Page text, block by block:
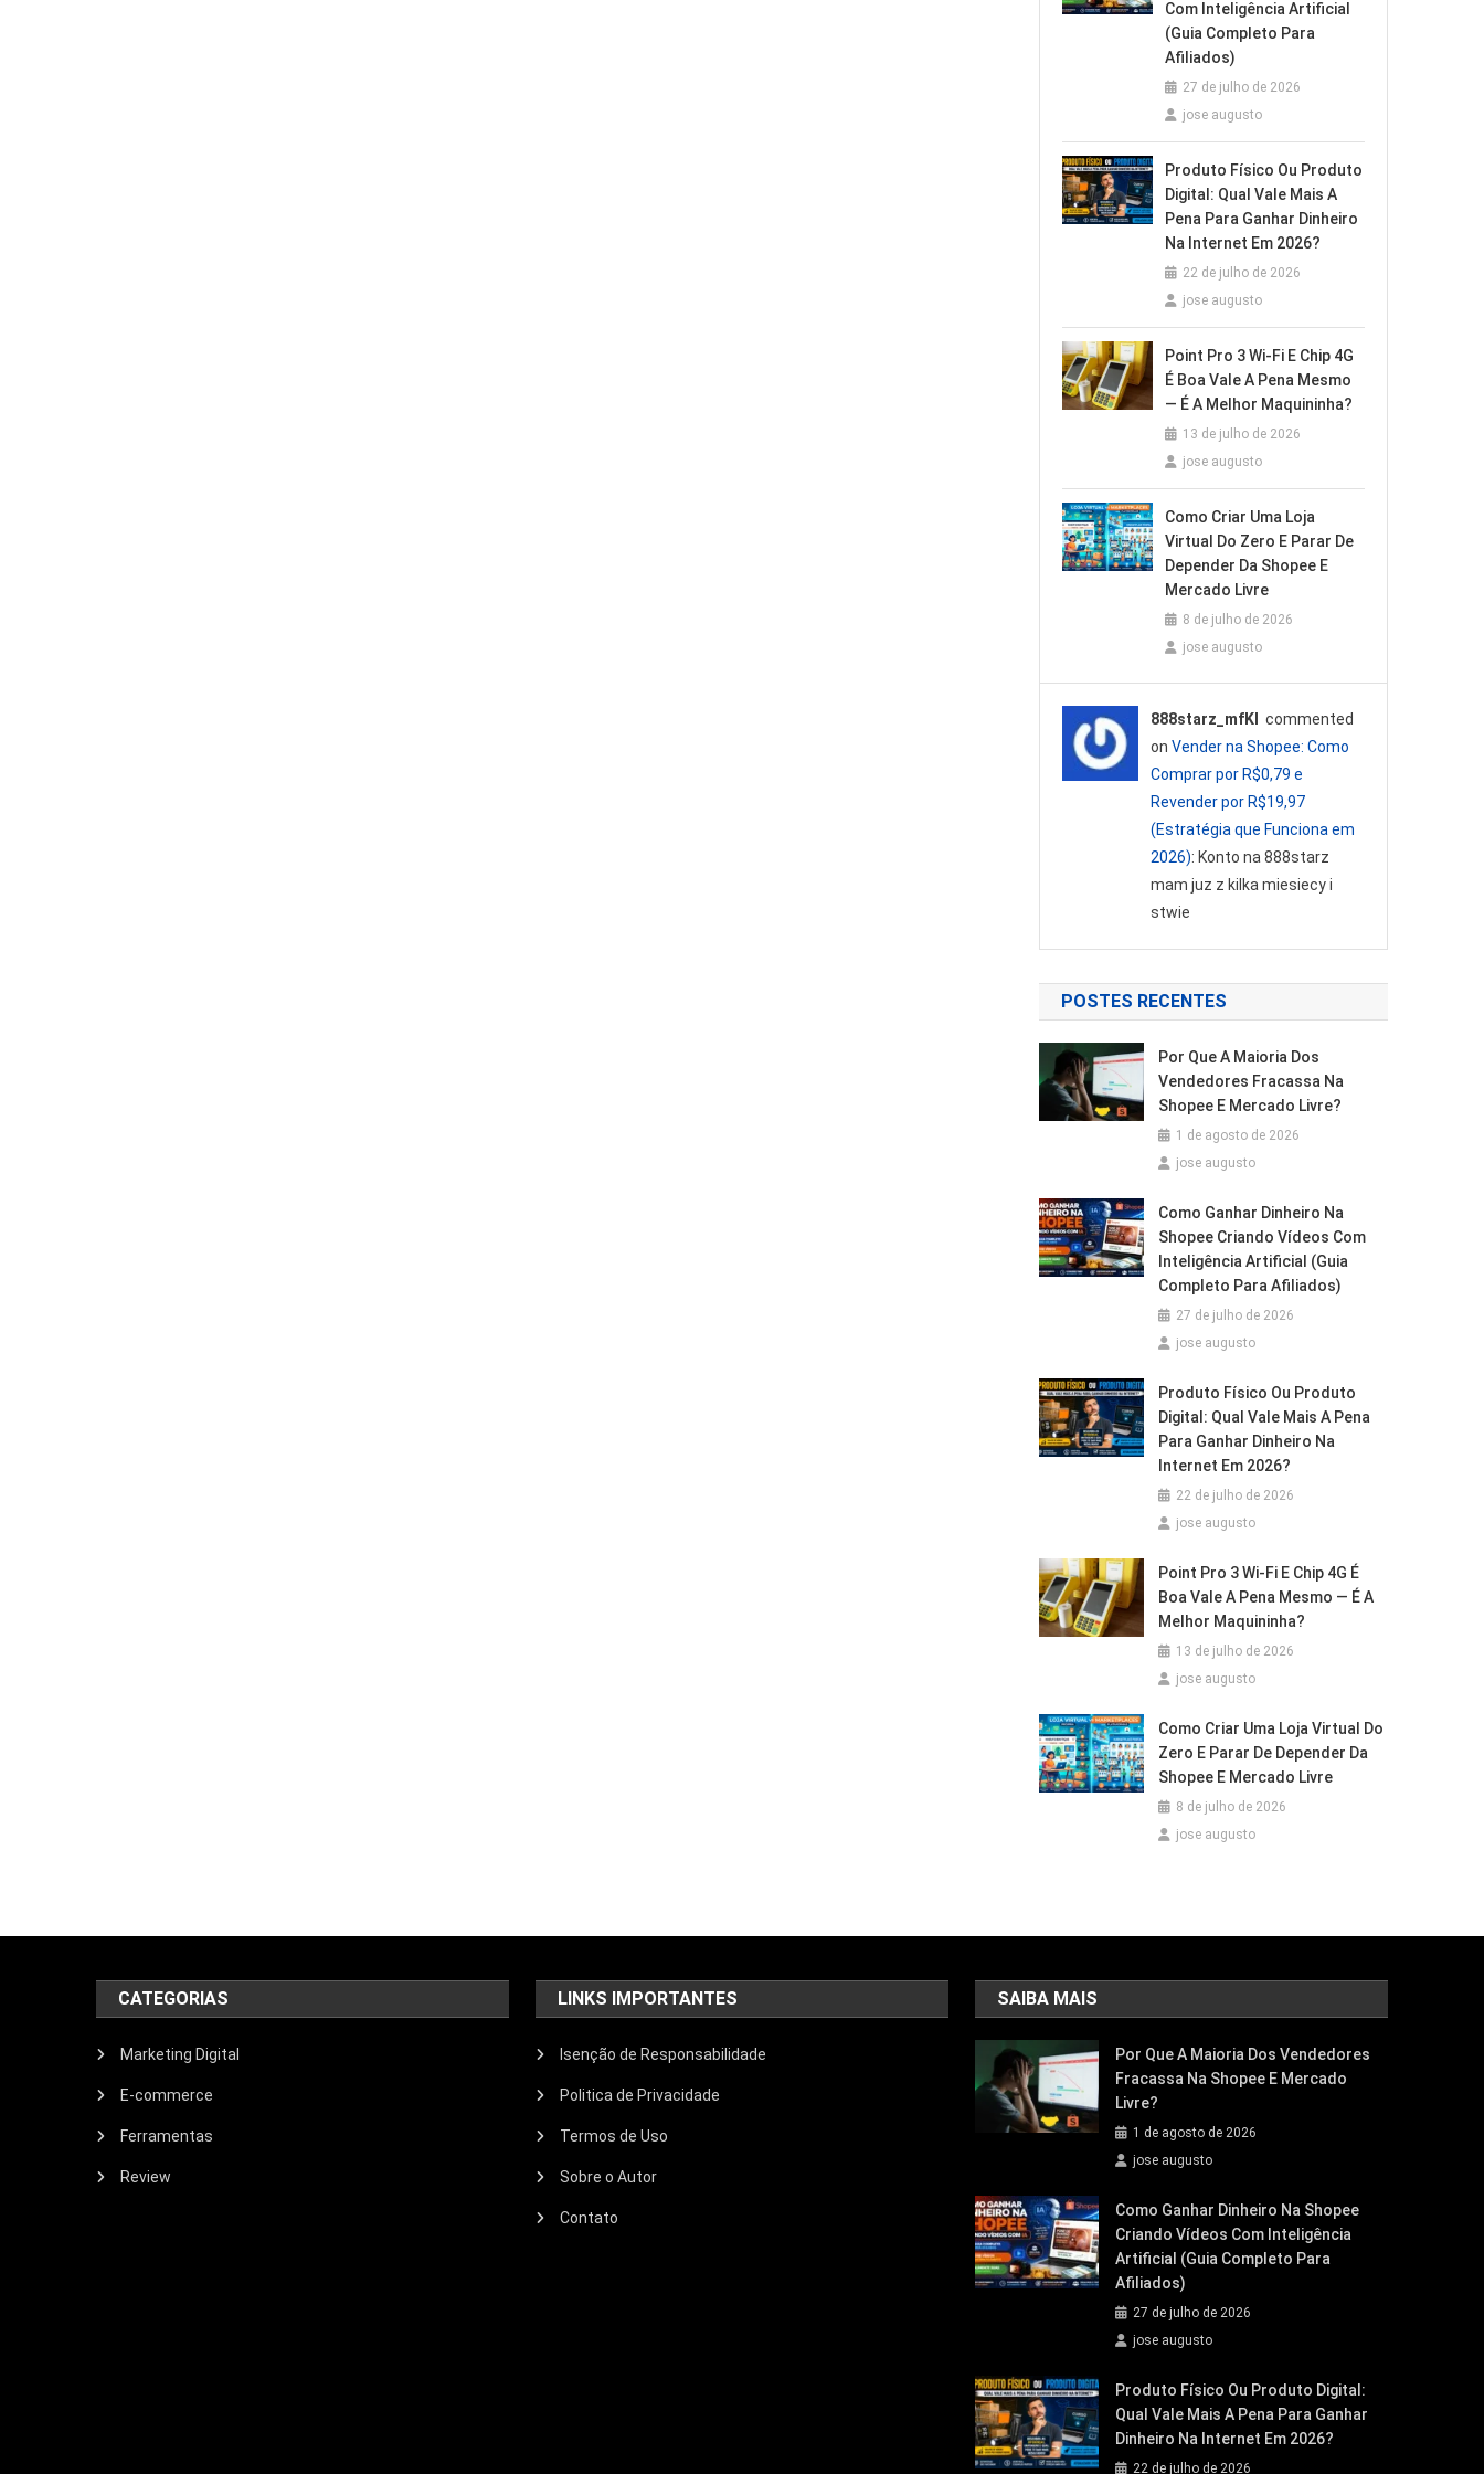
Com Inteligência Artificial
(Guia Completo Para
Afiliados)
27 de julho de 2026
jose augusto
Produto Físico Ou Produto
Digital: Qual Vale Mais A
Pena Para Ganhar Dinheiro
Na Internet Em 2026?
22 de julho de 2026
jose augusto
Point Pro 3 Wi‑Fi E Chip 4G
É Boa Vale A Pena Mesmo
— É A Melhor Maquininha?
13 de julho de 2026
jose augusto
Como Criar Uma Loja
Virtual Do Zero E Parar De
Depender Da Shopee E
Mercado Livre
8 de julho de 2026
jose augusto
888starz_mfKl
commented
on Vender na Shopee: Como
Comprar por R$0,79 e
Revender por R$19,97
(Estratégia que Funciona em
2026): Konto na 888starz
mam juz z kilka miesiecy i
stwie
POSTES RECENTES
Por Que A Maioria Dos
Vendedores Fracassa Na
Shopee E Mercado Livre?
1 de agosto de 2026
jose augusto
Como Ganhar Dinheiro Na
Shopee Criando Vídeos Com
Inteligência Artificial (Guia
Completo Para Afiliados)
27 de julho de 2026
jose augusto
Produto Físico Ou Produto
Digital: Qual Vale Mais A Pena
Para Ganhar Dinheiro Na
Internet Em 2026?
22 de julho de 2026
jose augusto
Point Pro 3 Wi‑Fi E Chip 4G É
Boa Vale A Pena Mesmo — É A
Melhor Maquininha?
13 de julho de 2026
jose augusto
Como Criar Uma Loja Virtual Do
Zero E Parar De Depender Da
Shopee E Mercado Livre
8 de julho de 2026
jose augusto
CATEGORIAS
Marketing Digital
E-commerce
Ferramentas
Review
LINKS IMPORTANTES
Isenção de Responsabilidade
Politica de Privacidade
Termos de Uso
Sobre o Autor
Contato
SAIBA MAIS
Por Que A Maioria Dos Vendedores
Fracassa Na Shopee E Mercado
Livre?
1 de agosto de 2026
jose augusto
Como Ganhar Dinheiro Na Shopee
Criando Vídeos Com Inteligência
Artificial (Guia Completo Para
Afiliados)
27 de julho de 2026
jose augusto
Produto Físico Ou Produto Digital:
Qual Vale Mais A Pena Para Ganhar
Dinheiro Na Internet Em 2026?
22 de julho de 2026